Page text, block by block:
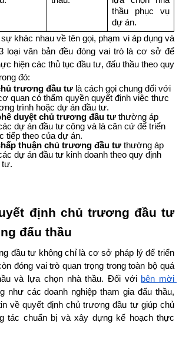
thầu phục vụ
dự án.
khác nhau về tên gọi, phạm vi áp dụng và
loại văn bản đều đóng vai trò là cơ sở để
hiện các thủ tục đầu tư, đấu thầu theo quy
đó:
trương đầu tư là cách gọi chung đối với
quan có thẩm quyền quyết định việc thực
trình hoặc dự án đầu tư.
duyệt chủ trương đầu tư thường áp
dự án đầu tư công và là căn cứ để triển
tiếp theo của dự án.
thuận chủ trương đầu tư thường áp
dự án đầu tư kinh doanh theo quy định
tư.
định chủ trương đầu tư
đấu thầu
đầu tư không chỉ là cơ sở pháp lý để triển
đóng vai trò quan trọng trong toàn bộ quá
và lựa chọn nhà thầu. Đối với bên mời
như các doanh nghiệp tham gia đấu thầu,
về quyết định chủ trương đầu tư giúp chủ
tác chuẩn bị và xây dựng kế hoạch thực